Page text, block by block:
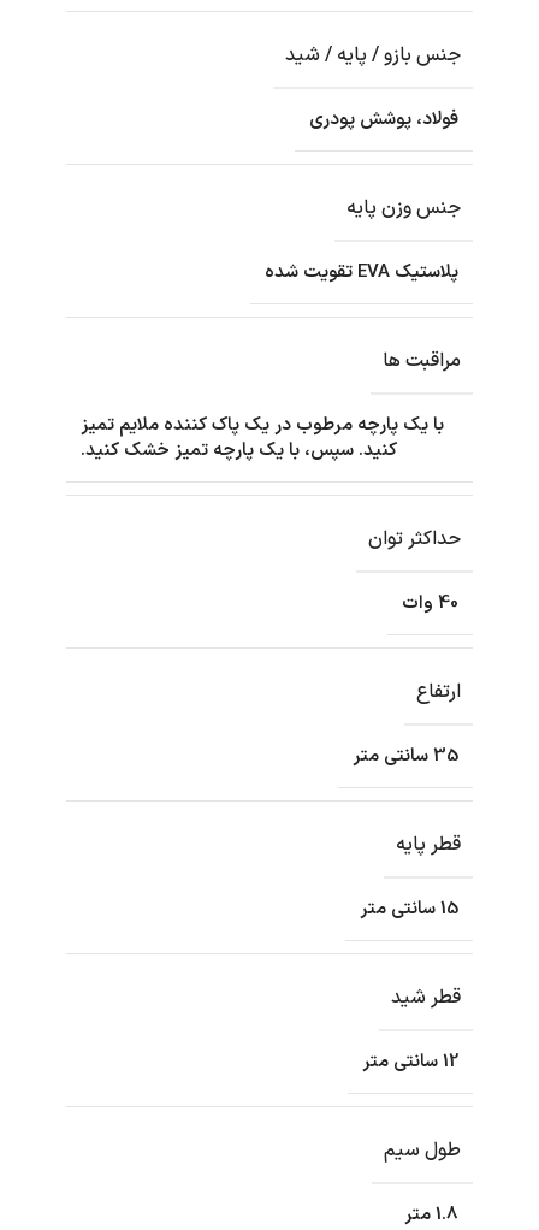
جنس بازو / پایه / شید
فولاد، پوشش پودری
جنس وزن پایه
پلاستیک EVA تقویت شده
مراقبت ها
با یک پارچه مرطوب در یک پاک کننده ملایم تمیز
کنید. سپس، با یک پارچه تمیز خشک کنید.
حداکثر توان
40 وات
ارتفاع
35 سانتی متر
قطر پایه
15 سانتی متر
قطر شید
12 سانتی متر
طول سیم
1.8 متر